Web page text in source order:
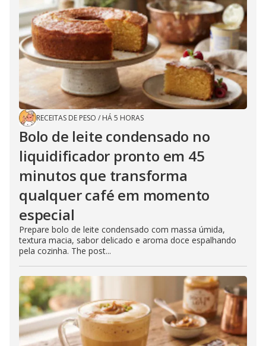
RECEITAS DE PESO / HÁ 5 HORAS
Bolo de leite condensado no
liquidificador pronto em 45
minutos que transforma
qualquer café em momento
especial
Prepare bolo de leite condensado com massa úmida,
textura macia, sabor delicado e aroma doce espalhando
pela cozinha. The post...